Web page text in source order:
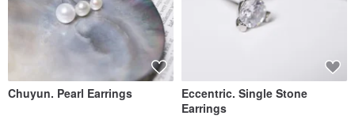
Chuyun. Pearl Earrings
Eccentric. Single Stone
Earrings